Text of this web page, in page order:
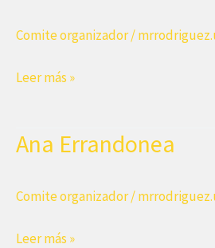
Comite organizador/
Magalli
Leer más »
Ana Errandonea
Comite organizador/
Ana
Leer más »